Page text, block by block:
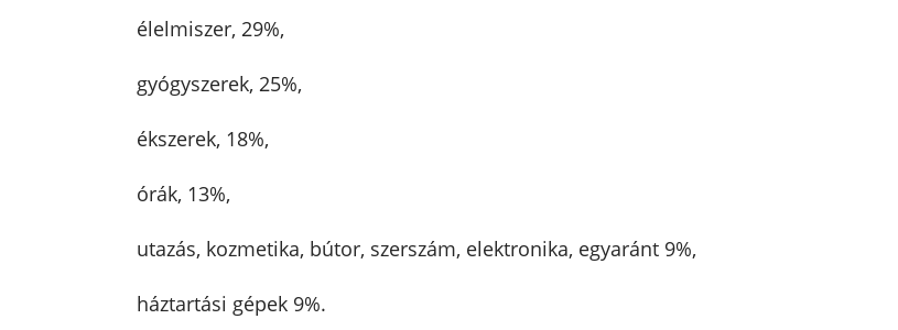
élelmiszer, 29%,
gyógyszerek, 25%,
ékszerek, 18%,
órák, 13%,
utazás, kozmetika, bútor, szerszám, elektronika, egyaránt 9%,
háztartási gépek 9%.